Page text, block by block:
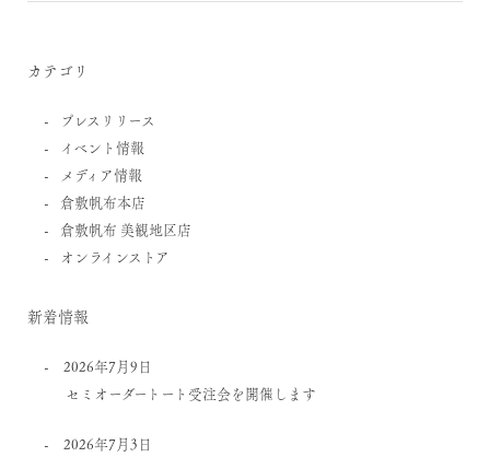
カテゴリ
プレスリリース
イベント情報
メディア情報
倉敷帆布本店
倉敷帆布 美観地区店
オンラインストア
新着情報
2026年7月9日
セミオーダートート受注会を開催します
2026年7月3日